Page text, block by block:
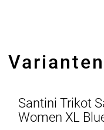
Varianten
Santini Trikot
Women XL